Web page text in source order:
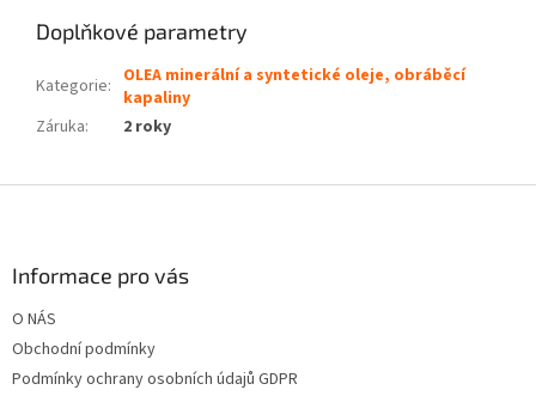
Doplňkové parametry
Kategorie: OLEA minerální a syntetické oleje, obráběcí
kapaliny
Záruka: 2 roky
Informace pro vás
O NÁS
Obchodní podmínky
Podmínky ochrany osobních údajů GDPR